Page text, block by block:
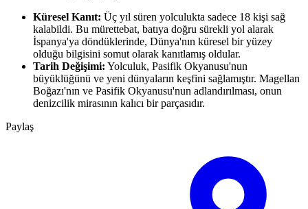
Küresel Kanıt: Üç yıl süren yolculukta sadece 18 kişi sağ
kalabildi. Bu mürettebat, batıya doğru sürekli yol alarak
İspanya'ya döndüklerinde, Dünya'nın küresel bir yüzey
olduğu bilgisini somut olarak kanıtlamış oldular.
Tarih Değişimi: Yolculuk, Pasifik Okyanusu'nun
büyüklüğünü ve yeni dünyaların keşfini sağlamıştır. Magellan
Boğazı'nın ve Pasifik Okyanusu'nun adlandırılması, onun
denizcilik mirasının kalıcı bir parçasıdır.
Paylaş